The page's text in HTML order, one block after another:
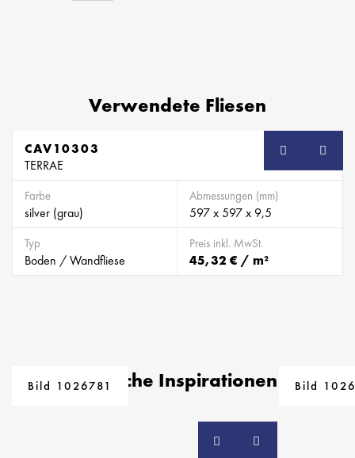
Verwendete Fliesen
CAV10303
TERRAE
Farbe
silver (grau)
Abmessungen (mm)
597 x 597 x 9,5
Typ
Boden / Wandfliese
Preis inkl. MwSt.
45,32 € / m²
Ähnliche Inspirationen
Bild 1026781 Bild